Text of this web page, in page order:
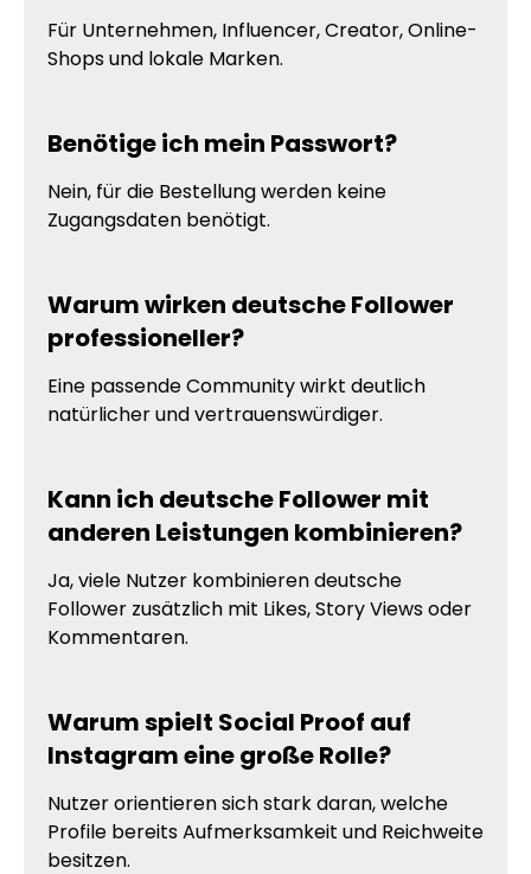
Für Unternehmen, Influencer, Creator, Online-
Shops und lokale Marken.
Benötige ich mein Passwort?
Nein, für die Bestellung werden keine
Zugangsdaten benötigt.
Warum wirken deutsche Follower
professioneller?
Eine passende Community wirkt deutlich
natürlicher und vertrauenswürdiger.
Kann ich deutsche Follower mit
anderen Leistungen kombinieren?
Ja, viele Nutzer kombinieren deutsche
Follower zusätzlich mit Likes, Story Views oder
Kommentaren.
Warum spielt Social Proof auf
Instagram eine große Rolle?
Nutzer orientieren sich stark daran, welche
Profile bereits Aufmerksamkeit und Reichweite
besitzen.